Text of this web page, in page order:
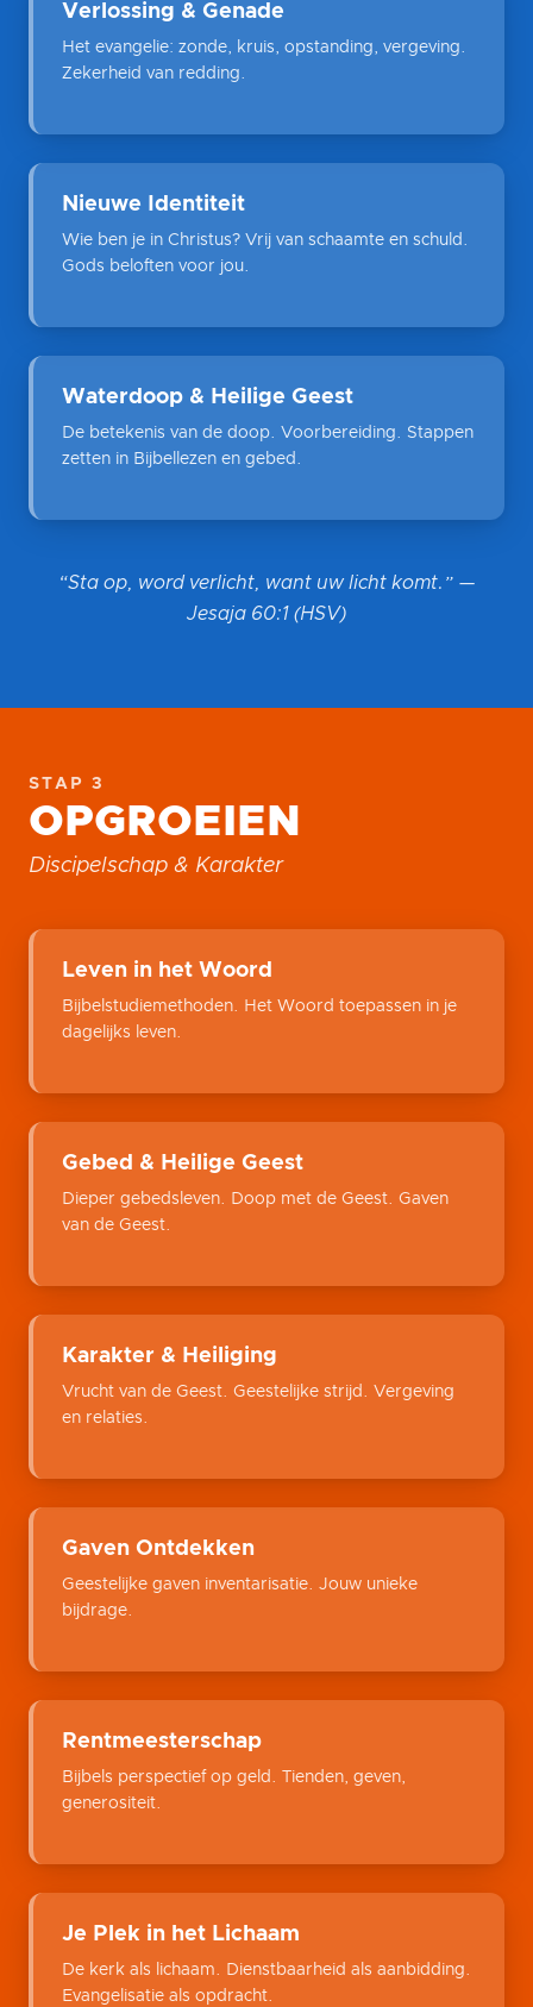
Verlossing & Genade
Het evangelie: zonde, kruis, opstanding, vergeving.
Zekerheid van redding.
Nieuwe Identiteit
Wie ben je in Christus? Vrij van schaamte en schuld.
Gods beloften voor jou.
Waterdoop & Heilige Geest
De betekenis van de doop. Voorbereiding. Stappen
zetten in Bijbellezen en gebed.
“Sta op, word verlicht, want uw licht komt.” —
Jesaja 60:1 (HSV)
STAP 3
OPGROEIEN
Discipelschap & Karakter
Leven in het Woord
Bijbelstudiemethoden. Het Woord toepassen in je
dagelijks leven.
Gebed & Heilige Geest
Dieper gebedsleven. Doop met de Geest. Gaven
van de Geest.
Karakter & Heiliging
Vrucht van de Geest. Geestelijke strijd. Vergeving
en relaties.
Gaven Ontdekken
Geestelijke gaven inventarisatie. Jouw unieke
bijdrage.
Rentmeesterschap
Bijbels perspectief op geld. Tienden, geven,
generositeit.
Je Plek in het Lichaam
De kerk als lichaam. Dienstbaarheid als aanbidding.
Evangelisatie als opdracht.